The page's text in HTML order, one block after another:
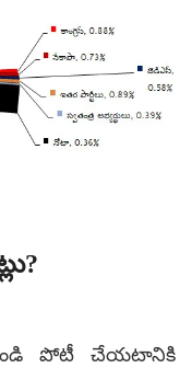
పోటీ చేయటానికి